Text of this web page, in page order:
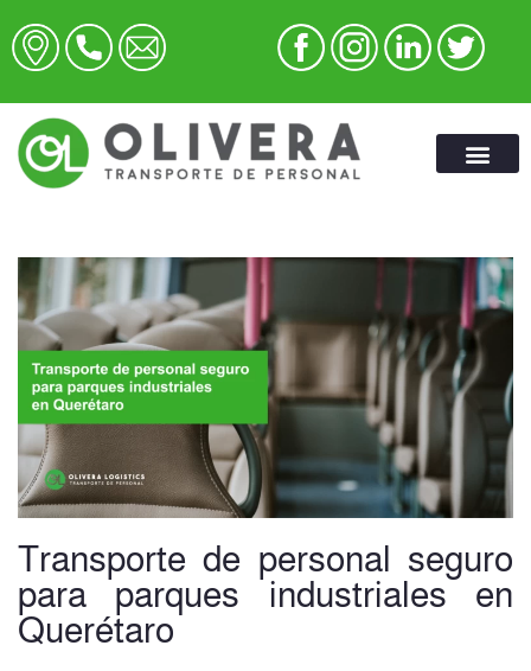
Transporte de personal seguro
para parques industriales en
Querétaro